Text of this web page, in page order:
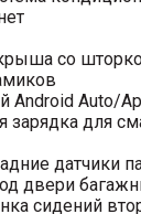
со
Android Auto/
зарядка для
датчики
двери
сидений